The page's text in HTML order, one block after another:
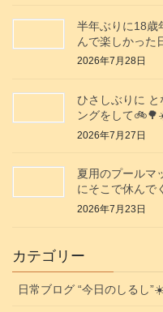
半年ぶりに18歳
んで楽しかった
2026年7月28日
ひさしぶりに と
ングをして
2026年7月27日
夏用のプールマ
にそこで休ん
2026年7月23日
カテゴリー
日常ブログ “今日のしるし